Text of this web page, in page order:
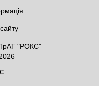
ПрАТ "РОКС"